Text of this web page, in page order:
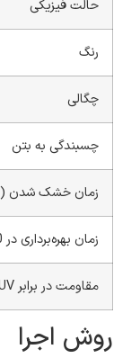
حالت فیزیکی
رنگ
چگالی
چسبندگی به بتن
زمان خشک شدن (Film Set)
زمان بهره‌برداری در 20°C
مقاومت در برابر UV
روش اجرا